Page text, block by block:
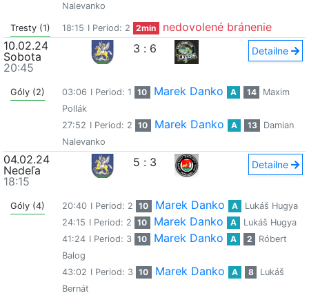
Nalevanko
Tresty (1) 18:15 I Period: 2 2min
nedovolené bránenie
10.02.24
Sobota
20:45
3 : 6 Detailne
Góly (2) 03:06 I Period: 1 10 Marek Danko A 14
Maxim
Pollák
27:52 I Period: 2 10 Marek Danko A 13
Damian
Nalevanko
04.02.24
Nedeľa
18:15
5 : 3 Detailne
Góly (4) 20:40 I Period: 2 10 Marek Danko A
Lukáš Hugya
24:15 I Period: 2 10 Marek Danko A
Lukáš Hugya
41:24 I Period: 3 10 Marek Danko A 2
Róbert
Balog
43:02 I Period: 3 10 Marek Danko A 8
Lukáš
Bernát